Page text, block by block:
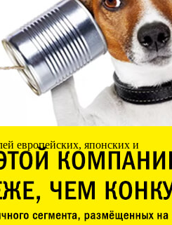
европейских, японских и